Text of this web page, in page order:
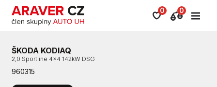
0 0
ŠKODA KODIAQ
2,0 Sportline 4x4 142kW DSG
960315